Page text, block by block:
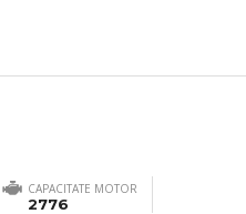
CAPACITATE MOTOR
2776